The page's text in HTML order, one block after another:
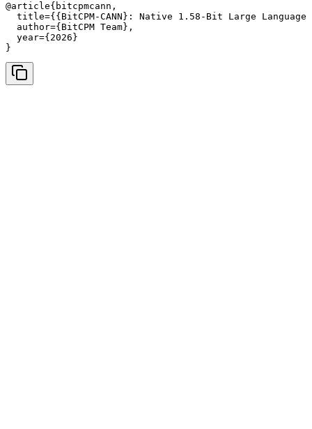
@article{bitcpmcann,
title={{BitCPM-CANN}: Native 1.58-Bit Large
  author={BitCPM Team},
  year={2026}
}